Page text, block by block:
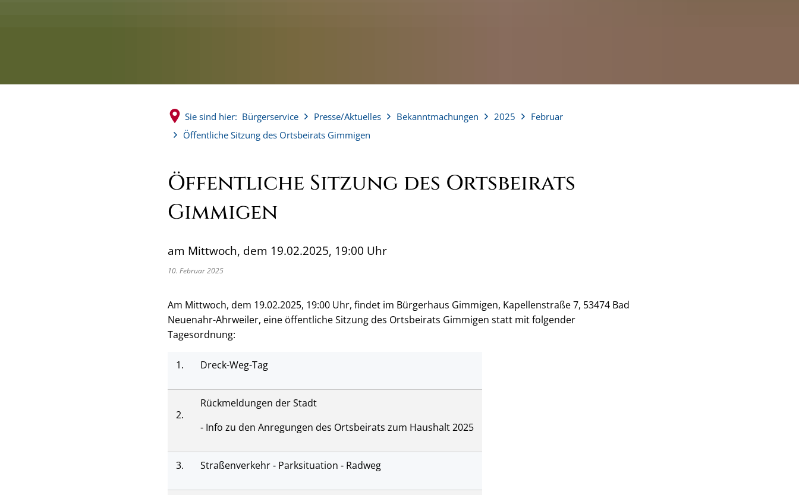
Sie sind hier: Bürgerservice Presse/Aktuelles Bekanntmachungen 2025
Februar
Öffentliche Sitzung des Ortsbeirats Gimmigen
Öffentliche Sitzung des Ortsbeirats
Gimmigen
am Mittwoch, dem 19.02.2025, 19:00 Uhr
10. Februar 2025
Am Mittwoch, dem 19.02.2025, 19:00 Uhr, findet im Bürgerhaus Gimmigen, Kapellenstraße 7, 53474 Bad
Neuenahr-Ahrweiler, eine öffentliche Sitzung des Ortsbeirats Gimmigen statt mit folgender
Tagesordnung:
1. Dreck-Weg-Tag
2.
Rückmeldungen der Stadt
- Info zu den Anregungen des Ortsbeirats zum Haushalt 2025
3. Straßenverkehr - Parksituation - Radweg